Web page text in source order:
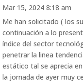
Mar 15, 2024 8:18 am
Me han solicitado ( los
continuación a lo
índice del sector
penetrar la linea
estático tal se aprecia
la jornada de ayer muy